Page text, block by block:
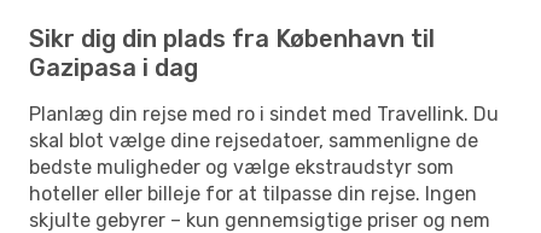
Sikr dig din plads fra København til
Gazipasa i dag
Planlæg din rejse med ro i sindet med Travellink. Du
skal blot vælge dine rejsedatoer, sammenligne de
bedste muligheder og vælge ekstraudstyr som
hoteller eller billeje for at tilpasse din rejse. Ingen
skjulte gebyrer – kun gennemsigtige priser og nem